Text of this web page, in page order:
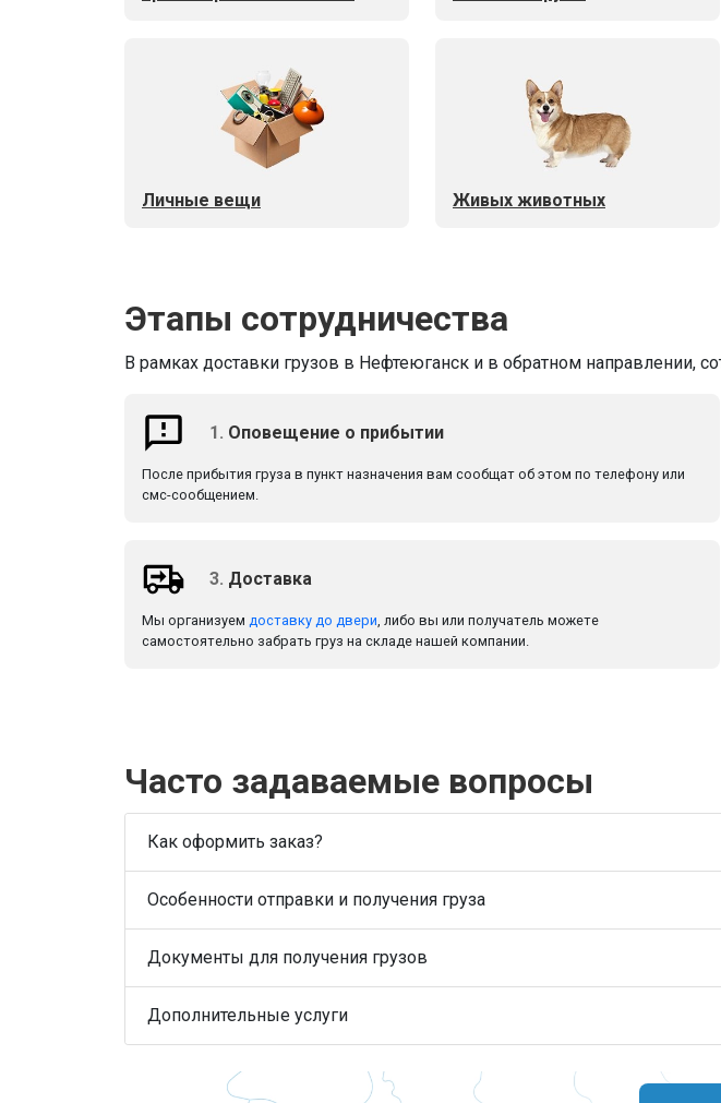
Личные вещи Живых животных
Этапы сотрудничества
В рамках доставки грузов в Нефтеюганск и в обратном направлении,
1. Оповещение о прибытии
После прибытия груза в пункт назначения вам сообщат об этом по телефону или
смс-сообщением.
3. Доставка
Мы организуем доставку до двери , либо вы или получатель можете
самостоятельно забрать груз на складе нашей компании.
Часто задаваемые вопросы
Как оформить заказ?
Особенности отправки и получения груза
Документы для получения грузов
Дополнительные услуги